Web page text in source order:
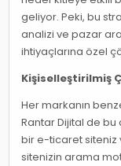
geliyor. Peki, bu
analizi ve pazar
ihtiyaçlarına özel
Kişiselleştirilmiş
Her markanın
Rantar Dijital de
bir e-ticaret siteniz
sitenizin arama